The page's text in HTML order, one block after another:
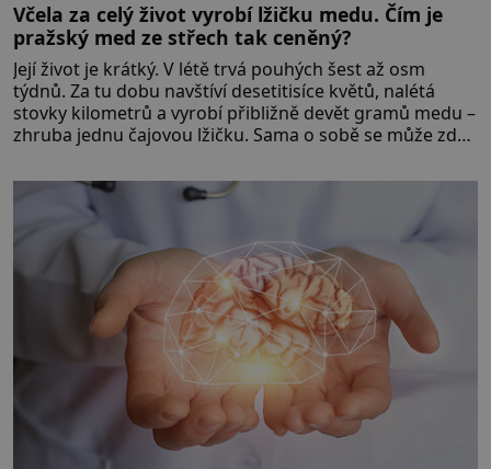
Včela za celý život vyrobí lžičku medu. Čím je
pražský med ze střech tak ceněný?
Její život je krátký. V létě trvá pouhých šest až osm
týdnů. Za tu dobu navštíví desetitisíce květů, nalétá
stovky kilometrů a vyrobí přibližně devět gramů medu –
zhruba jednu čajovou lžičku. Sama o sobě se může zdát
tisíc příslušnic svého včelstva, vznikne jeden z
nejdokonalejších organismů